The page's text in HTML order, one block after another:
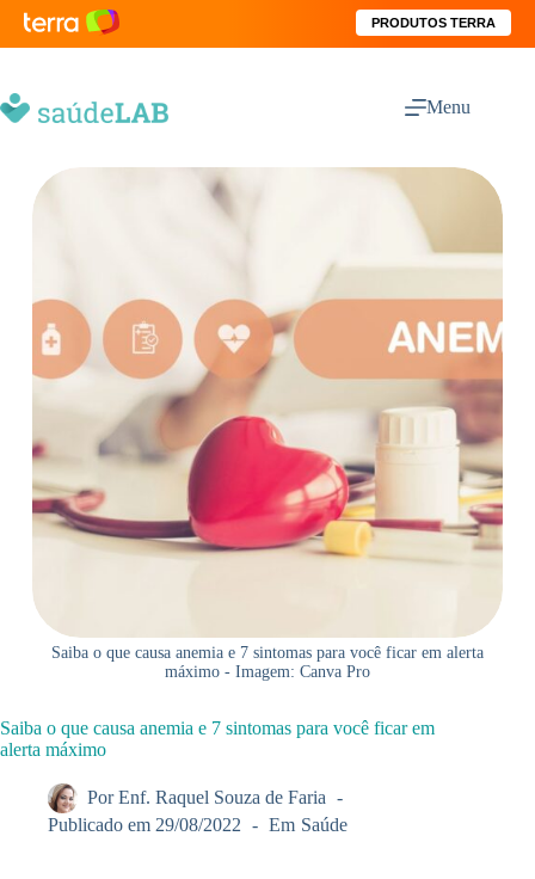
PRODUTOS TERRA
Menu
Saiba o que causa anemia e 7 sintomas para você ficar em alerta
máximo - Imagem: Canva Pro
Saiba o que causa anemia e 7 sintomas para você ficar em
alerta máximo
Por Enf. Raquel Souza de Faria
Publicado em 29/08/2022 Em Saúde